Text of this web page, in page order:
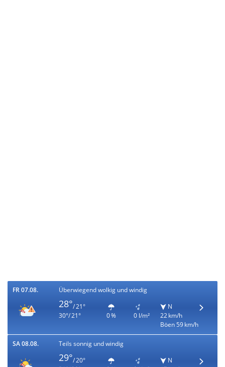
FR 07.08. Überwiegend wolkig und windig
28°/ 21°
30°/ 21°
0 % 0 l/m²
N
22 km/h
Böen 59 km/h
SA 08.08. Teils sonnig und windig
29°/ 20°
N